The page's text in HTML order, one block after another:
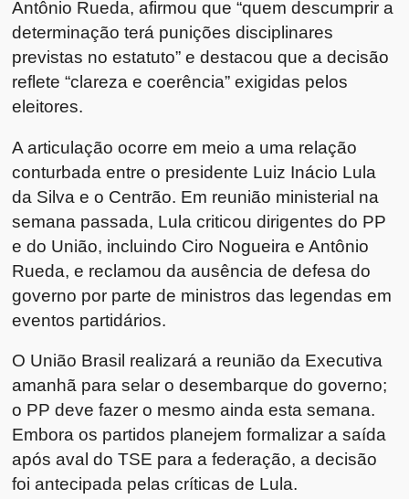
Antônio Rueda, afirmou que “quem descumprir a
determinação terá punições disciplinares
previstas no estatuto” e destacou que a decisão
reflete “clareza e coerência” exigidas pelos
eleitores.
A articulação ocorre em meio a uma relação
conturbada entre o presidente Luiz Inácio Lula
da Silva e o Centrão. Em reunião ministerial na
semana passada, Lula criticou dirigentes do PP
e do União, incluindo Ciro Nogueira e Antônio
Rueda, e reclamou da ausência de defesa do
governo por parte de ministros das legendas em
eventos partidários.
O União Brasil realizará a reunião da Executiva
amanhã para selar o desembarque do governo;
o PP deve fazer o mesmo ainda esta semana.
Embora os partidos planejem formalizar a saída
após aval do TSE para a federação, a decisão
foi antecipada pelas críticas de Lula.